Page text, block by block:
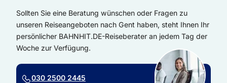
Sollten Sie eine Beratung wünschen oder Fragen zu
unseren Reiseangeboten nach Gent haben, steht Ihnen Ihr
persönlicher BAHNHIT.DE-Reiseberater an jedem Tag der
Woche zur Verfügung.
030 2500 2445